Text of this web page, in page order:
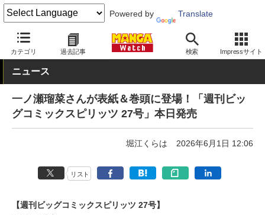
Powered by Translate
カテゴリ 過去記事 検索 Impressサイト
MANGA Watch 本日発売
ニュース
一ノ瀬瑠菜さんが表紙＆巻頭に登場！「週刊ビッ
グコミックスピリッツ 27号」本日発売
堀江くらは 2026年6月1日 12:06
リスト
【週刊ビッグコミックスピリッツ 27号】